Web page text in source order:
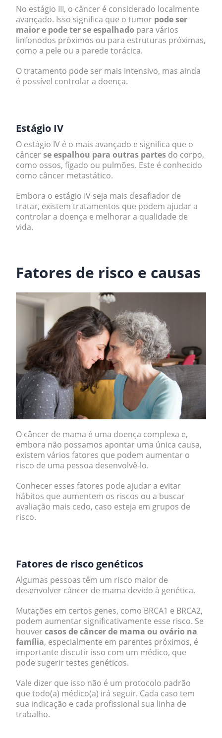
No estágio III, o câncer é considerado localmente
avançado. Isso significa que o tumor pode ser
maior e pode ter se espalhado para vários
linfonodos próximos ou para estruturas próximas,
como a pele ou a parede torácica.
O tratamento pode ser mais intensivo, mas ainda
é possível controlar a doença.
Estágio IV
O estágio IV é o mais avançado e significa que o
câncerse espalhou para outras partes do corpo,
como ossos, fígado ou pulmões. Este é conhecido
como câncer metastático.
Embora o estágio IV seja mais desafiador de
tratar, existem tratamentos que podem ajudar a
controlar a doença e melhorar a qualidade de
vida.
Fatores de risco e causas
O câncer de mama é uma doença complexa e,
embora não possamos apontar uma única causa,
existem vários fatores que podem aumentar o
risco de uma pessoa desenvolvê-lo.
Conhecer esses fatores pode ajudar a evitar
hábitos que aumentem os riscos ou a buscar
avaliação mais cedo, caso esteja em grupos de
risco.
Fatores de risco genéticos
Algumas pessoas têm um risco maior de
desenvolver câncer de mama devido à genética.
Mutações em certos genes, como BRCA1 e BRCA2,
podem aumentar significativamente esse risco. Se
houvercasos de câncer de mama ou ovário na
família, especialmente em parentes próximos, é
importante discutir isso com um médico, que
pode sugerir testes genéticos.
Vale dizer que isso não é um protocolo padrão
que todo(a) médico(a) irá seguir. Cada caso tem
sua indicação e cada profissional sua linha de
trabalho.